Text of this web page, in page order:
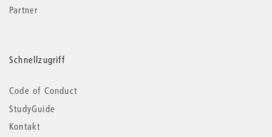
Partner
Schnellzugriff
Code of Conduct
StudyGuide
Kontakt